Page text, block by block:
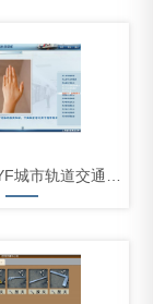
中人ZRGD-YF城市轨道交通客运服务礼仪仿真软件